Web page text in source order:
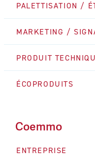
PALETTISATION /
MARKETING /
PRODUIT
ÉCOPRODUITS
Coemmo
ENTREPRISE